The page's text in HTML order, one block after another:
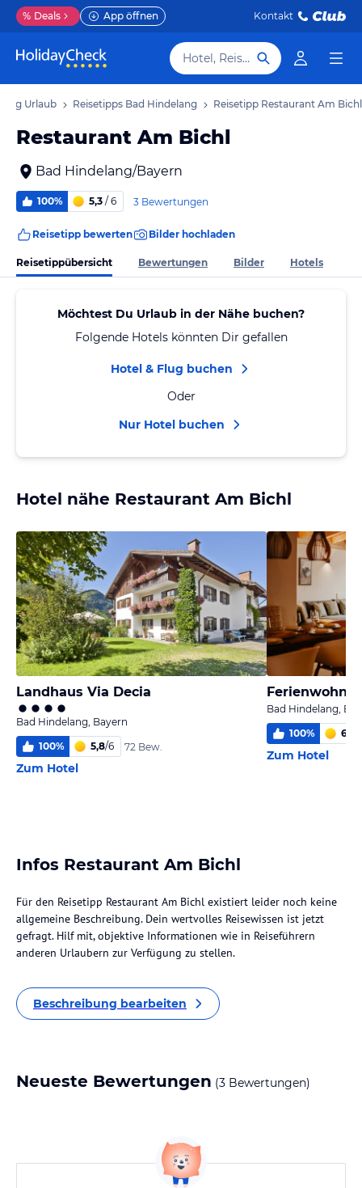
% Deals App öffnen Kontakt
Hotel, Reiseziel
Urlaub Reisetipps Bad Hindelang Reisetipp Restaurant Am Bichl
Restaurant Am Bichl
Bad Hindelang/Bayern
100% 5,3 / 6 3 Bewertungen
Reisetipp bewerten Bilder hochladen
Reisetippübersicht Bewertungen Bilder Hotels
Möchtest Du Urlaub in der Nähe buchen?
Folgende Hotels könnten Dir gefallen
Hotel & Flug buchen
Oder
Nur Hotel buchen
Hotel nähe Restaurant Am Bichl
Landhaus Via Decia
Bad Hindelang, Bayern
100% 5,8/6 72 Bew.
Zum Hotel
Bad Hindelang,
100% 6
Zum Hotel
Infos Restaurant Am Bichl
Für den Reisetipp Restaurant Am Bichl existiert leider noch keine
allgemeine Beschreibung. Dein wertvolles Reisewissen ist jetzt
gefragt. Hilf mit, objektive Informationen wie in Reiseführern
anderen Urlaubern zur Verfügung zu stellen.
Beschreibung bearbeiten
Neueste Bewertungen (3 Bewertungen)